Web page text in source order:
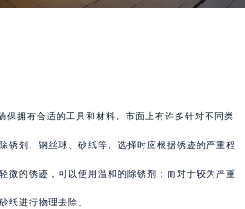
保拥有合适的工具和材料。市面上有许多针对不同类
锈剂、钢丝球、砂纸等。选择时应根据锈迹的严重程
微的锈迹，可以使用温和的除锈剂；而对于较为严重
纸进行物理去除。